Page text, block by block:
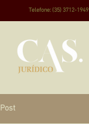
Telefone:(35) 3712-1949
Post